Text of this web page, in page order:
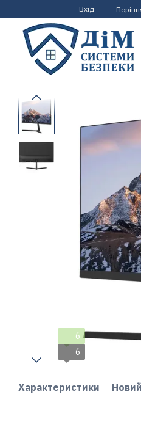
Перейти до основного контенту
Вхід
6
6
Характеристики